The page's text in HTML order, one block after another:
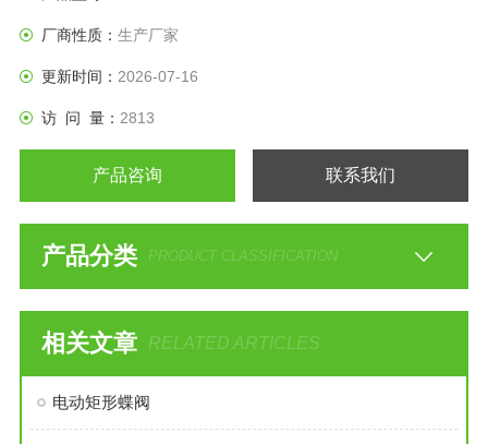
厂商性质： 生产厂家
更新时间： 2026-07-16
访 问 量： 2813
产品咨询 联系我们
产品分类 PRODUCT CLASSIFICATION
相关文章 RELATED ARTICLES
电动矩形蝶阀